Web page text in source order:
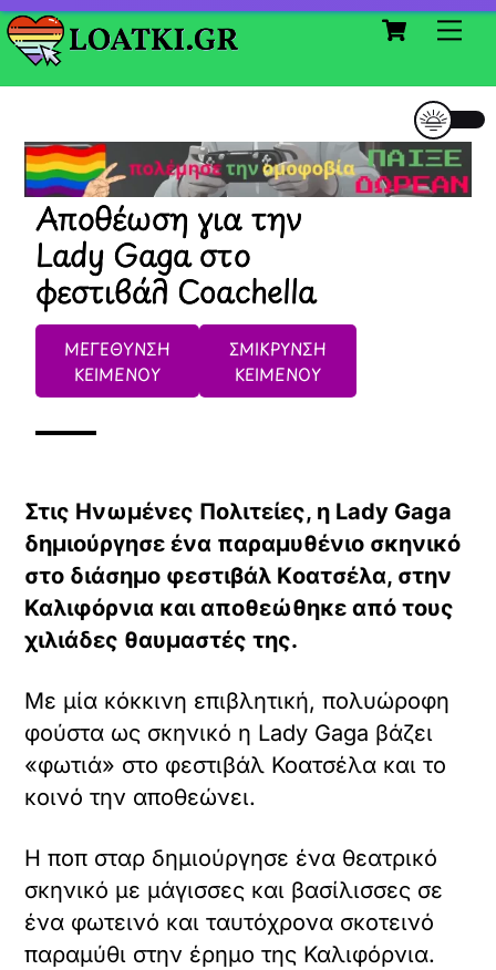
Skip
to
content
Cart
Αποθέωση για την
Lady Gaga στο
φεστιβάλ Coachella
ΜΕΓΕΘΥΝΣΗ
ΚΕΙΜΕΝΟΥ
ΣΜΙΚΡΥΝΣΗ
ΚΕΙΜΕΝΟΥ
Στις Ηνωμένες Πολιτείες, η Lady Gaga
δημιούργησε ένα παραμυθένιο σκηνικό
στο διάσημο φεστιβάλ Kοατσέλα, στην
Καλιφόρνια και αποθεώθηκε από τους
χιλιάδες θαυμαστές της.
Με μία κόκκινη επιβλητική, πολυώροφη
φούστα ως σκηνικό η Lady Gaga βάζει
«φωτιά» στο φεστιβάλ Κοατσέλα και το
κοινό την αποθεώνει.
Η ποπ σταρ δημιούργησε ένα θεατρικό
σκηνικό με μάγισσες και βασίλισσες σε
ένα φωτεινό και ταυτόχρονα σκοτεινό
παραμύθι στην έρημο της Καλιφόρνια.